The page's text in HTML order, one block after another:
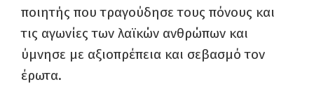
ποιητής που τραγούδησε τους πόνους και
τις αγωνίες των λαϊκών ανθρώπων και
ύμνησε με αξιοπρέπεια και σεβασμό τον
έρωτα.